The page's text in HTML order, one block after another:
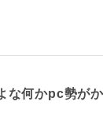
な何かpc勢が